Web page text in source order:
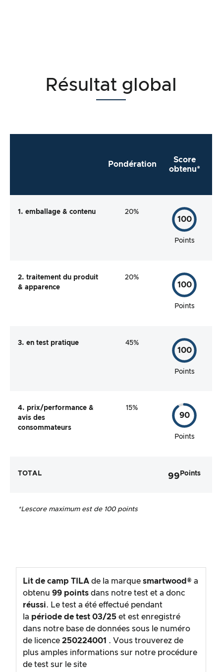
Résultat global
Pondération
Score
obtenu*
1. emballage & contenu 20%
100
Points
2. traitement du produit
& apparence
20%
100
Points
3. en test pratique 45%
100
Points
4. prix/performance &
avis des
consommateurs
15%
90
Points
TOTAL 99 Points
*Lescore maximum est de 100 points
Lit de camp TILA de la marquesmartwood® a
obtenu 99 pointsdans notre test et a donc
réussi. Le test a été effectué pendant
la période de test03/25 et est enregistré
dans notre base de données sous le numéro
de licence250224001 . Vous trouverez de
plus amples informations sur notre procédure
de test sur le site